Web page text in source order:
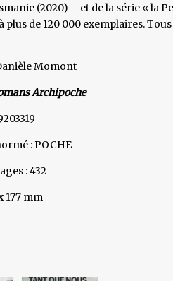
(2020) – et de la série « la
plus de 120 000 exemplaires.
Momont
Archipoche
: POCHE
: 432
177 mm